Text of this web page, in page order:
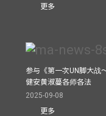
更多
参与《第一次UN脚大战
健安黄淑蔓各师各法
2025-09-08
更多